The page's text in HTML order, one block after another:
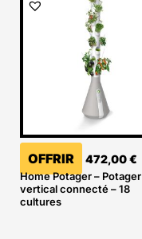
OFFRIR 472,00€
Home Potager – Potager
vertical connecté – 18
cultures